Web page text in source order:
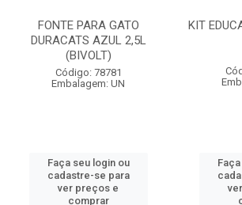
FONTE PARA GATO
DURACATS AZUL 2,5L
(BIVOLT)
Código: 78781
Embalagem: UN
Faça seu login ou
cadastre-se para
ver preços e
comprar
KIT